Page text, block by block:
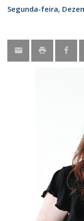
Segunda-feira,